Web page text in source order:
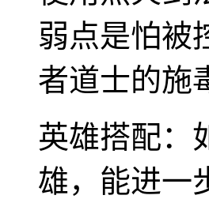
弱点是怕被
者道士的施
英雄搭配：
雄，能进一